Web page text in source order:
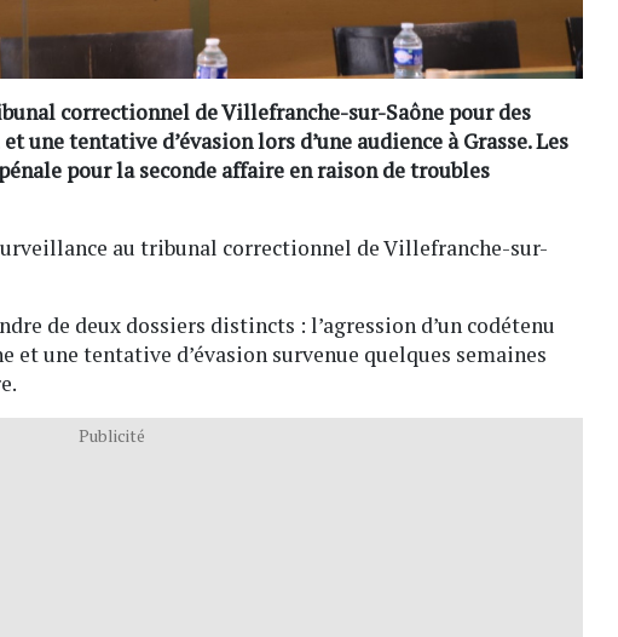
correctionnel de Villefranche-sur-Saône pour des
une tentative d’évasion lors d’une audience à Grasse. Les
pour la seconde affaire en raison de troubles
au tribunal correctionnel de Villefranche-sur-
de deux dossiers distincts : l’agression d’un codétenu
et une tentative d’évasion survenue quelques semaines
Publicité